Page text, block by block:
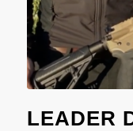
LEADER